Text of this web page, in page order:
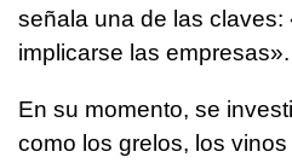
señala una de las claves:
implicarse las empresas».
En su momento, se
como los grelos, los